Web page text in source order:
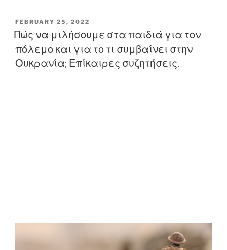
P
O
S
T
E
D
FEBRUARY 25, 2022
Πώς να μιλήσουμε στα παιδιά για τον
πόλεμο και για το τι συμβαίνει στην
Ουκρανία; Επίκαιρες συζητήσεις.